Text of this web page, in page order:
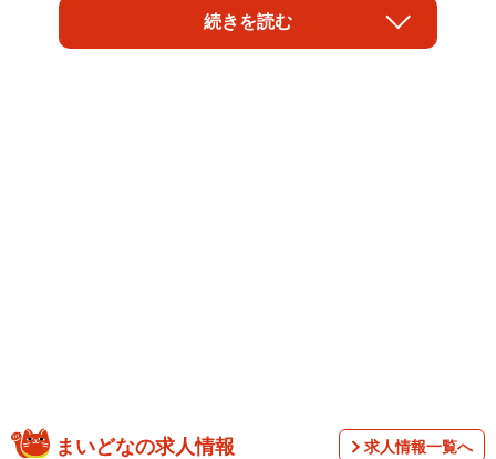
「フェリシモ」（本社：神戸市中央区）がコラボ。「キウ
イフルーツみたいな キーウィ ミニマスコット ＆ ぬいぐる
続きを読む
まいどなの求人情報 求人情報一覧へ